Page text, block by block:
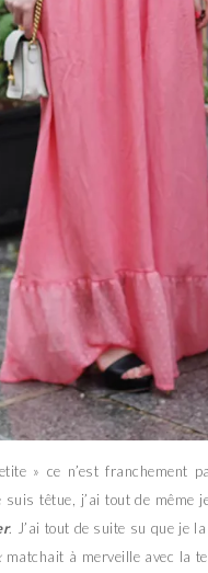
» ce n’est franchement
têtue, j’ai tout de même
. J’ai tout de suite su que je
matchait à merveille avec la